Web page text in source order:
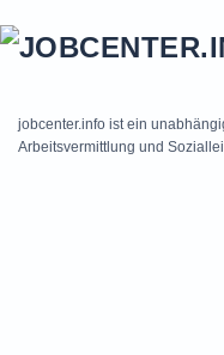
jobcenter.info ist ein
Arbeitsvermittlung und